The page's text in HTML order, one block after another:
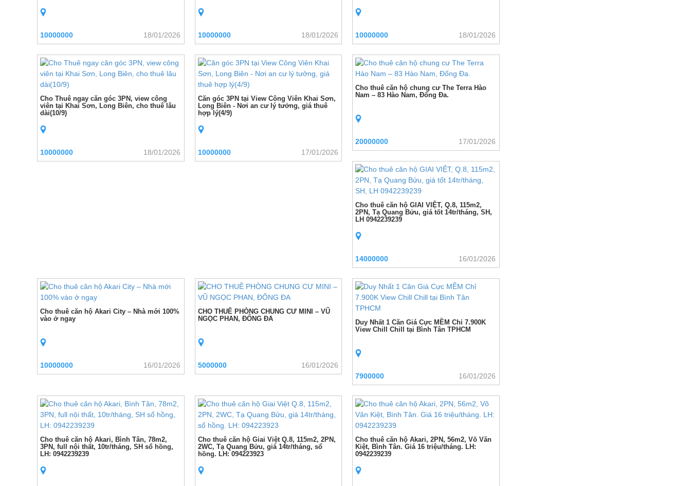
10000000 18/01/2026 10000000 18/01/2026 10000000 18/01/2026
Cho Thuê ngay căn góc 3PN, view công
viên tại Khai Sơn, Long Biên, cho thuê lâu
dài(10/9)
10000000 18/01/2026
Căn góc 3PN tại View Công Viên Khai Sơn,
Long Biên - Nơi an cư lý tưởng, giá thuê
hợp lý(4/9)
10000000 17/01/2026
Cho thuê căn hộ chung cư The Terra Hào
Nam – 83 Hào Nam, Đống Đa.
20000000 17/01/2026
Cho thuê căn hộ GIAI VIỆT, Q.8, 115m2,
2PN, Tạ Quang Bửu, giá tốt 14tr/tháng, SH,
LH 0942239239
14000000 16/01/2026
Cho thuê căn hộ Akari City – Nhà mới 100%
vào ở ngay
10000000 16/01/2026
CHO THUÊ PHÒNG CHUNG CƯ MINI – VŨ
NGỌC PHAN, ĐỐNG ĐA
5000000 16/01/2026
Duy Nhất 1 Căn Giá Cực MỀM Chỉ 7.900K
View Chill Chill tại Bình Tân TPHCM
7900000 16/01/2026
Cho thuê căn hộ Akari, Bình Tân, 78m2,
3PN, full nội thất, 10tr/tháng, SH sổ hồng,
LH: 0942239239
Cho thuê căn hộ Giai Việt Q.8, 115m2, 2PN,
2WC, Tạ Quang Bửu, giá 14tr/tháng, sổ
hồng. LH: 094223923
Cho thuê căn hộ Akari, 2PN, 56m2, Võ Văn
Kiệt, Bình Tân. Giá 16 triệu/tháng. LH:
0942239239